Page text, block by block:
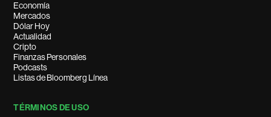
Economía
Mercados
Dólar Hoy
Actualidad
Cripto
Finanzas Personales
Podcasts
Listas de Bloomberg Línea
TÉRMINOS DE USO